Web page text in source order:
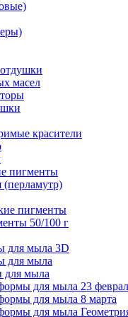
масел
красители
пигменты
(перламутр)
пигменты
50/100 г
для мыла 3D
для мыла
для мыла
для мыла 23
для мыла 8 марта
для мыла